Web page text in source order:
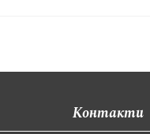
Контакти